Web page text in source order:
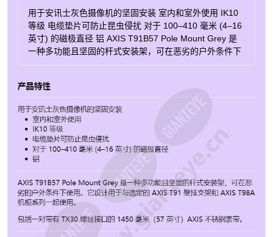
用于安讯士灰色摄像机的坚固安装 室内和室外使用 IK10
等级 电缆垫片可防止昆虫侵扰 对于 100–410 毫米 (4–16
英寸) 的磁极直径 铝 AXIS T91B57 Pole Mount Grey 是
一种多功能且坚固的杆式安装架，可在恶劣的户外条件下
的 1450 毫米（57 英寸）AXIS 不锈钢表带。 订购部件编
号 名称 Axis region 部件编号 AXIS T91B57杆装灰色 AR,
AU, BR, CN, EU, IN, JP, KR, UK, US 01446-001 安装支
架 立杆和角落安装